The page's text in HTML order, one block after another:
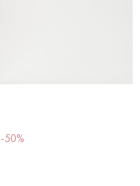
-50%